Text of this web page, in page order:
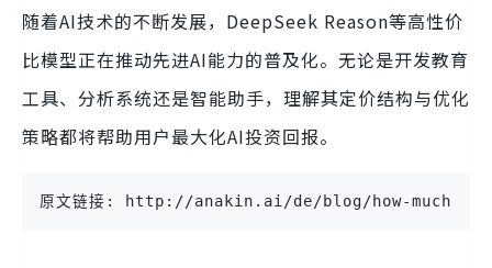
随着AI技术的不断发展，DeepSeek Reason等高性价
比模型正在推动先进AI能力的普及化。无论是开发教育
工具、分析系统还是智能助手，理解其定价结构与优化
策略都将帮助用户最大化AI投资回报。
原文链接: http://anakin.ai/de/blog/how-much-